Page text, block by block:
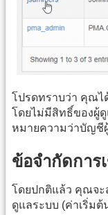
โปรดทราบว่า คุณไ
โดยไม่มีสิทธิ์ของผู้ดู
หมายความว่าบัญชี
ข้อจำกัดการ
โดยปกติแล้ว คุณจ
ดูแลระบบ (ค่าเริ่มต้